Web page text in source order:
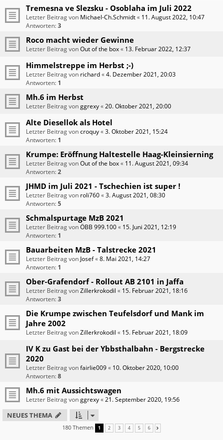
Tremesna ve Slezsku - Osoblaha im Juli 2022
Letzter Beitrag von Michael-Ch.Schmidt« 11. August 2022, 10:47
Antworten:3
Roco macht wieder Gewinne
Letzter Beitrag vonOut of the box« 13. Februar 2022, 12:37
Himmelstreppe im Herbst ;-)
Letzter Beitrag von richard«4. Dezember 2021, 20:03
Antworten: 1
Mh.6 im Herbst
Letzter Beitrag vonggrexy«20. Oktober 2021, 20:00
Alte Diesellok als Hotel
Letzter Beitrag voncroquy«3. Oktober 2021, 15:24
Antworten: 1
Krumpe: Eröffnung Haltestelle Haag-Kleinsierning
Letzter Beitrag vonOut of the box« 11. August 2021, 09:34
Antworten:2
JHMD im Juli 2021 - Tschechien ist super !
Letzter Beitrag von roli760«3. August 2021, 08:30
Antworten:5
Schmalspurtage MzB 2021
Letzter Beitrag vonÖBB 999.100« 15. Juni 2021, 12:19
Antworten: 1
Bauarbeiten MzB - Talstrecke 2021
Letzter Beitrag von Josef«8. Mai 2021, 14:27
Antworten: 1
Ober-Grafendorf - Rollout AB 2101 in Jaffa
Letzter Beitrag vonZillerkrokodil « 15. Februar 2021, 18:16
Antworten:3
Die Krumpe zwischen Teufelsdorf und Mank im
Jahre 2002
Letzter Beitrag vonZillerkrokodil « 15. Februar 2021, 18:09
IV K zu Gast bei der Ybbsthalbahn - Bergstrecke
2020
Letzter Beitrag vonfairlie009« 10. Oktober 2020, 10:00
Antworten:8
Mh.6 mit Aussichtswagen
Letzter Beitrag vonggrexy«21. September 2020, 19:56
NEUES THEMA
180 Themen 1 2 3 4 5 6